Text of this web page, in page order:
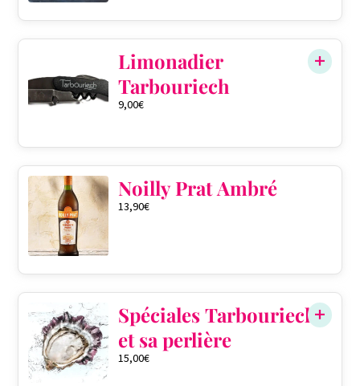
Limonadier
Tarbouriech
9,00€
Noilly Prat Ambré
13,90€
Spéciales Tarbouriech
et sa perlière
15,00€